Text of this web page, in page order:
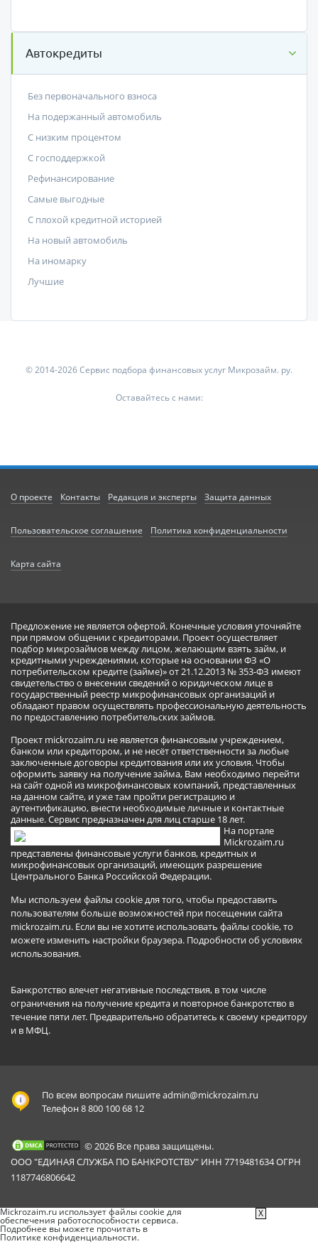
Автокредиты
Без первоначального взноса
На подержанный автомобиль
С низким процентом
C господдержкой
Рефинансирование
Самые выгодные
С плохой кредитной историей
На новый автомобиль
На иномарку
Лучшие
© 2014-2026 Сервис подбора финансовых услуг Микрозайм. ру.
Оставайтесь с нами:
О проекте Контакты Редакция и эксперты Защита данных
Пользовательское соглашение Политика конфиденциальности
Карта сайта
Предложение не является офертой. Конечные условия уточняйте
при прямом общении с кредиторами. Проект осуществляет
подбор микрозаймов между лицом, желающим взять займ, и
кредитными учреждениями, которые на основании ФЗ «О
потребительском кредите (займе)» от 21.12.2013 № 353-ФЗ имеют
свидетельство о внесении сведений о юридическом лице в
государственный реестр микрофинансовых организаций и
обладают правом осуществлять профессиональную деятельность
по предоставлению потребительских займов.
Проект mickrozaim.ru не является финансовым учреждением,
банком или кредитором, и не несёт ответственности за любые
заключенные договоры кредитования или их условия. Чтобы
оформить заявку на получение займа, Вам необходимо перейти
на сайт одной из микрофинансовых компаний, представленных
на данном сайте, и уже там пройти регистрацию и
аутентификацию, внести необходимые личные и контактные
данные. Сервис предназначен для лиц старше 18 лет.
На портале
Mickrozaim.ru
представлены финансовые услуги банков, кредитных и
микрофинансовых организаций, имеющих разрешение
Центрального Банка Российской Федерации.
Мы используем файлы cookie для того, чтобы предоставить
пользователям больше возможностей при посещении сайта
mickrozaim.ru. Если вы не хотите использовать файлы cookie, то
можете изменить настройки браузера. Подробности об условиях
использования.
Банкротство влечет негативные последствия, в том числе
ограничения на получение кредита и повторное банкротство в
течение пяти лет. Предварительно обратитесь к своему кредитору
и в МФЦ.
По всем вопросам пишитеadmin@mickrozaim.ru
Телефон 8 800 100 68 12
© 2026 Все права защищены.
ООО "ЕДИНАЯ СЛУЖБА ПО БАНКРОТСТВУ" ИНН 7719481634 ОГРН
1187746806642
Mickrozaim.ru использует файлы cookie для
обеспечения работоспособности сервиса.
Подробнее вы можете прочитать в
Политике конфиденциальности.
X